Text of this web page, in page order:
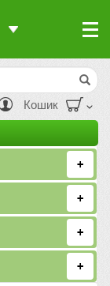
Кошик
+
+
+
+